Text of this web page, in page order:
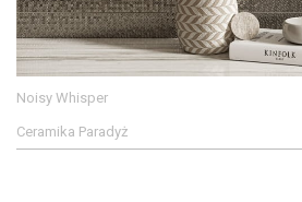
Noisy Whisper
Ceramika Paradyż